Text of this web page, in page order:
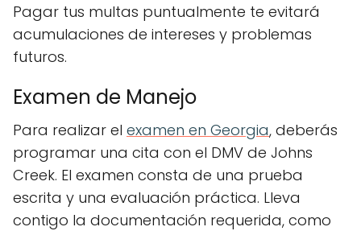
Pagar tus multas puntualmente te evitará
acumulaciones de intereses y problemas
futuros.
Examen de Manejo
Para realizar el examen en Georgia, deberás
programar una cita con el DMV de Johns
Creek. El examen consta de una prueba
escrita y una evaluación práctica. Lleva
contigo la documentación requerida, como